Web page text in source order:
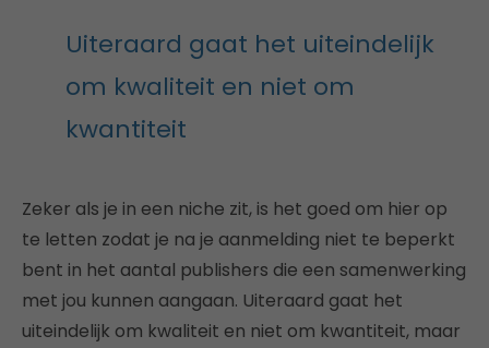
Uiteraard gaat het uiteindelijk
om kwaliteit en niet om
kwantiteit
Zeker als je in een niche zit, is het goed om hier op
te letten zodat je na je aanmelding niet te beperkt
bent in het aantal publishers die een samenwerking
met jou kunnen aangaan. Uiteraard gaat het
uiteindelijk om kwaliteit en niet om kwantiteit, maar